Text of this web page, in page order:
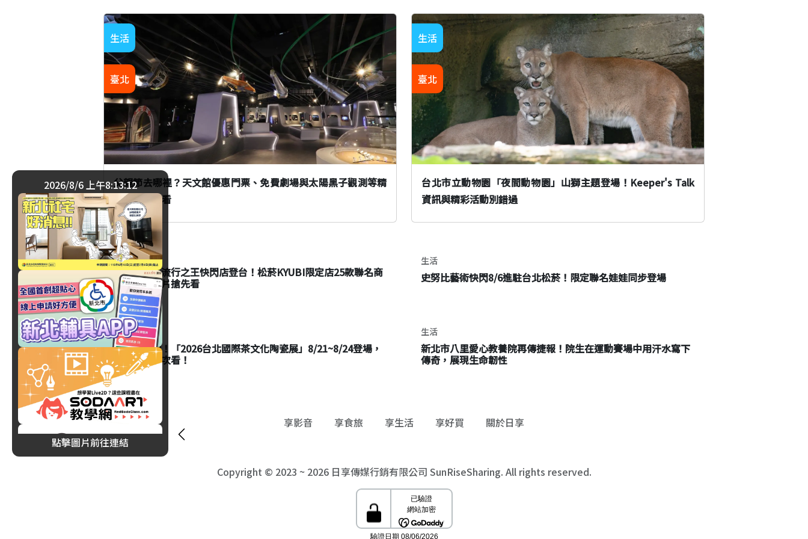
父親節去哪裡？天文館優惠門票、免費劇場與太陽黑子觀測等精
彩活動一次看
生活
臺北
台北市立動物園「夜間動物園」山獅主題登場！Keeper's Talk
資訊與精彩活動別錯過
生活
臺北
生活
麥可傑克森流行之王快閃店登台！松菸KYUBI限定店25款聯名商
品、黑膠唱片搶先看
生活
史努比藝術快閃8/6進駐台北松菸！限定聯名娃娃同步登場
生活
茶控必朝聖！「2026台北國際茶文化陶瓷展」8/21~8/24登場，
活動亮點一次看！
生活
新北市八里愛心教養院再傳捷報！院生在運動賽場中用汗水寫下
傳奇，展現生命韌性
2026/8/6 上午8:13:13
點擊圖片前往連結
享影音 享食旅 享生活 享好買 關於日享
Copyright © 2023 ~ 2026 日享傳媒行銷有限公司 SunRiseSharing. All rights reserved.